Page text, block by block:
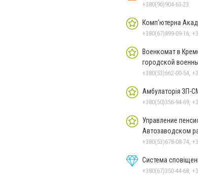
+380(96)904-63-23
Комп'ютерна
Военкомат в
городской
Амбулаторія ЗП-
Управление
Автозаводском
Система
+380(67)350-44-68,